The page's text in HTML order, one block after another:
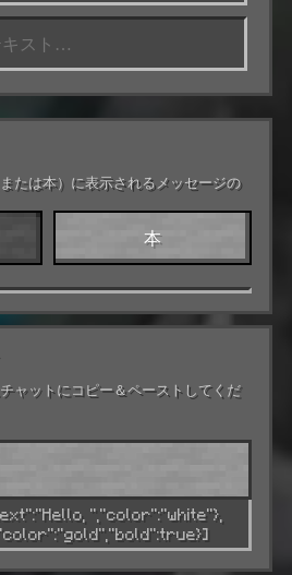
たは本）に表示されるメッセージの
本
ャットにコピー＆ペーストしてくだ
","color":"white"},